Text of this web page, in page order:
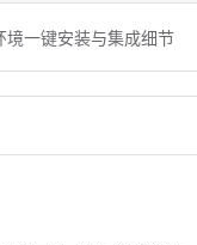
境一键安装与集成细节